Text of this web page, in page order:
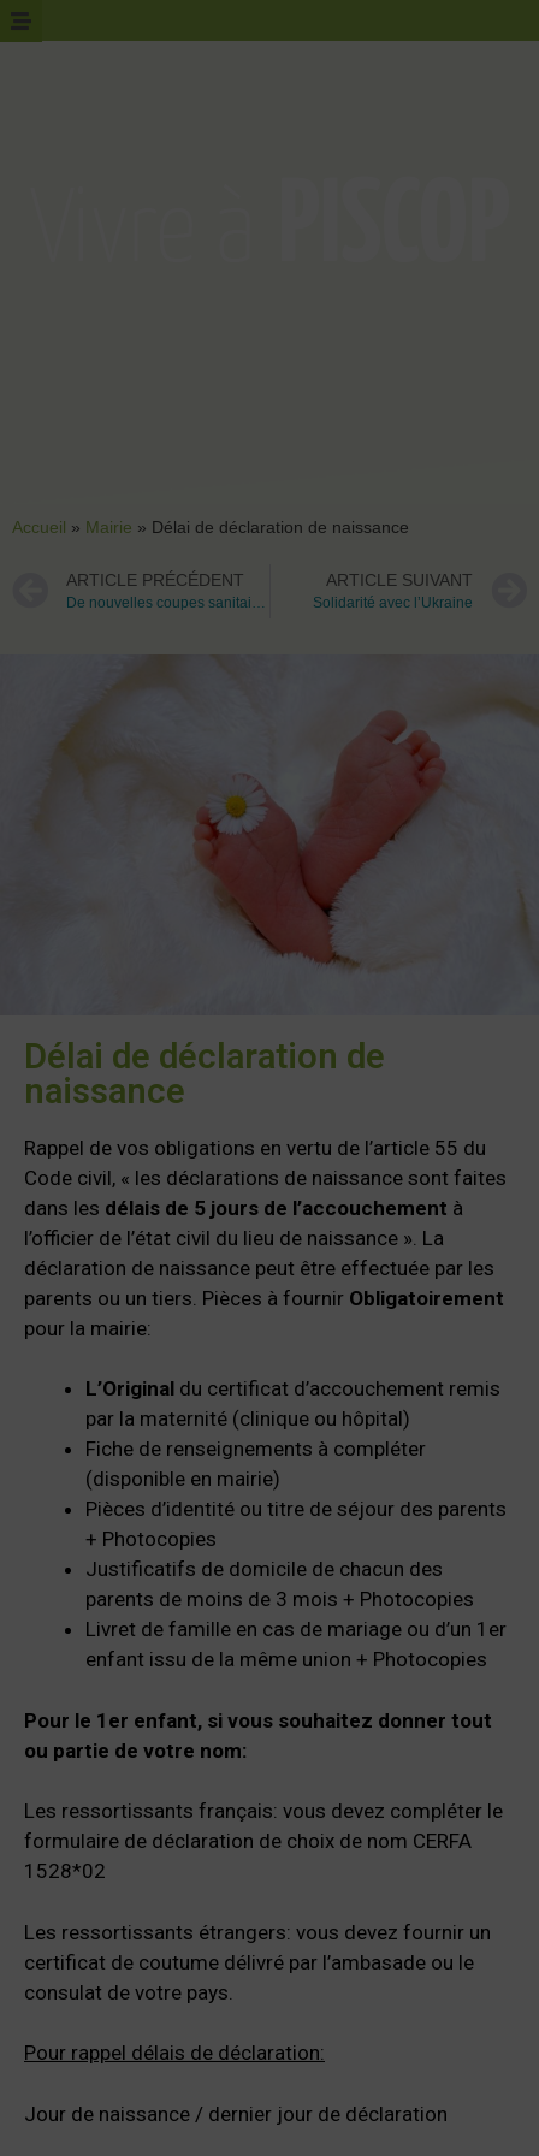
Accueil » Mairie » Délai de déclaration de naissance
ARTICLE PRÉCÉDENT
De nouvelles coupes sanitaires dans la forêt
ARTICLE SUIVANT
Solidarité avec l’Ukraine
Délai de déclaration de
naissance
Rappel de vos obligations en vertu de l’article 55 du
Code civil, « les déclarations de naissance sont faites
dans les délais de 5 jours de l’accouchement à
l’officier de l’état civil du lieu de naissance ». La
déclaration de naissance peut être effectuée par les
parents ou un tiers. Pièces à fournir Obligatoirement
pour la mairie:
L’Original du certificat d’accouchement remis
par la maternité (clinique ou hôpital)
Fiche de renseignements à compléter
(disponible en mairie)
Pièces d’identité ou titre de séjour des parents
+ Photocopies
Justificatifs de domicile de chacun des
parents de moins de 3 mois + Photocopies
Livret de famille en cas de mariage ou d’un 1er
enfant issu de la même union + Photocopies
Pour le 1er enfant, si vous souhaitez donner tout
ou partie de votre nom:
Les ressortissants français: vous devez compléter le
formulaire de déclaration de choix de nom CERFA
1528*02
Les ressortissants étrangers: vous devez fournir un
certificat de coutume délivré par l’ambasade ou le
consulat de votre pays.
Pour rappel délais de déclaration:
Jour de naissance / dernier jour de déclaration